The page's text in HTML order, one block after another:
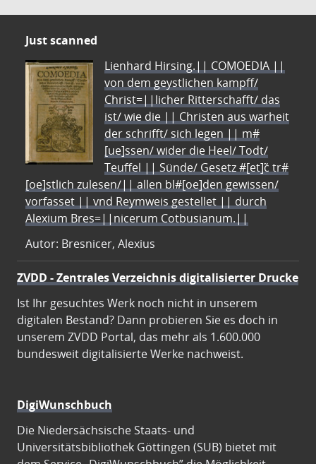
Just scanned
Lienhard Hirsing.|| COMOEDIA ||
von dem geystlichen kampff/
Christ=||licher Ritterschafft/ das
ist/ wie die || Christen aus warheit
der schrifft/ sich legen || m#
[ue]ssen/ wider die Heel/ Todt/
Teuffel || Sünde/ Gesetz #[et]c̃ tr#
[oe]stlich zulesen/|| allen bl#[oe]den gewissen/
vorfasset || vnd Reymweis gestellet || durch
Alexium Bres=||nicerum Cotbusianum.||
Autor: Bresnicer, Alexius
ZVDD - Zentrales Verzeichnis digitalisierter Drucke
Ist Ihr gesuchtes Werk noch nicht in unserem
digitalen Bestand? Dann probieren Sie es doch in
unserem ZVDD Portal, das mehr als 1.600.000
bundesweit digitalisierte Werke nachweist.
DigiWunschbuch
Die Niedersächsische Staats- und
Universitätsbibliothek Göttingen (SUB) bietet mit